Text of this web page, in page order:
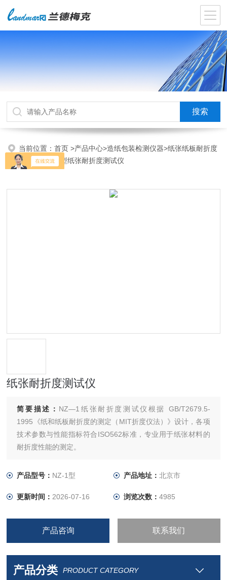
当前位置：首页>产品中心>造纸包装检测仪器>纸张纸板耐折度
测试仪>NZ-1型纸张耐折度测试仪
纸张耐折度测试仪
简要描述： NZ—1纸张耐折度测试仪根据 GB/T2679.5-
1995《纸和纸板耐折度的测定（MIT折度仪法）》设计，各项
技术参数与性能指标符合ISO562标准，专业用于纸张材料的
耐折度性能的测定。
产品型号： NZ-1型 产品地址： 北京市
更新时间： 2026-07-16 浏览次数： 4985
产品咨询 联系我们
产品分类 PRODUCT CATEGORY